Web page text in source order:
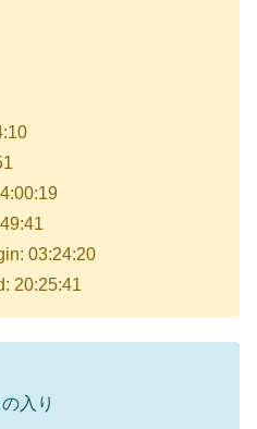
03:24:20
20:25:41
入り